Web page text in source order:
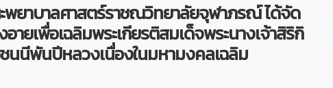
พยาบาลศาสตร์ราชณวิทยาลัยจุฬาภรณ์ ได้จัด
ยเพื่อเฉลิมพระเกียรติสมเด็จพระนางเจ้าสิริกิ
นนีพันปีหลวงเนื่องในมหามงคลเฉลิม